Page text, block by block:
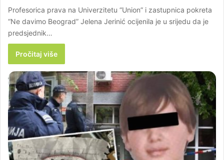
Profesorica prava na Univerzitetu “Union” i zastupnica pokreta
“Ne davimo Beograd” Jelena Jerinić ocijenila je u srijedu da je
predsjednik…
Pročitaj više